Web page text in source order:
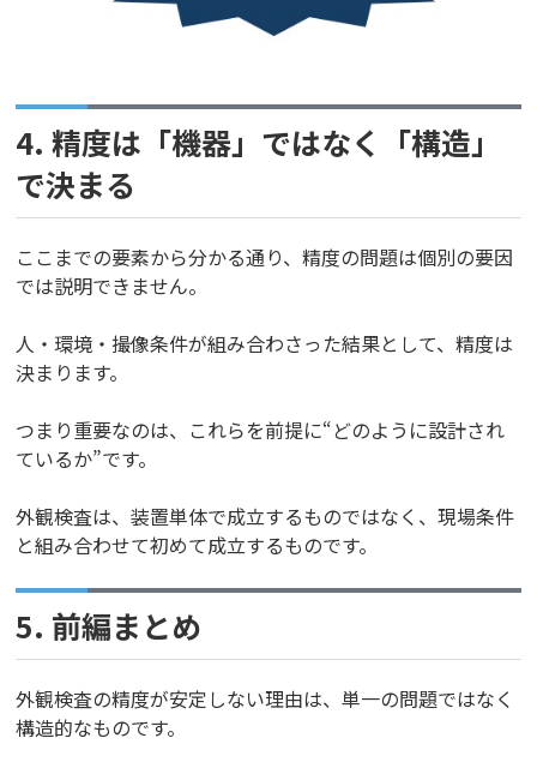
4. 精度は「機器」ではなく「構造」
で決まる
ここまでの要素から分かる通り、精度の問題は個別の要因
では説明できません。
人・環境・撮像条件が組み合わさった結果として、精度は
決まります。
つまり重要なのは、これらを前提に“どのように設計され
ているか”です。
外観検査は、装置単体で成立するものではなく、現場条件
と組み合わせて初めて成立するものです。
5. 前編まとめ
外観検査の精度が安定しない理由は、単一の問題ではなく
構造的なものです。